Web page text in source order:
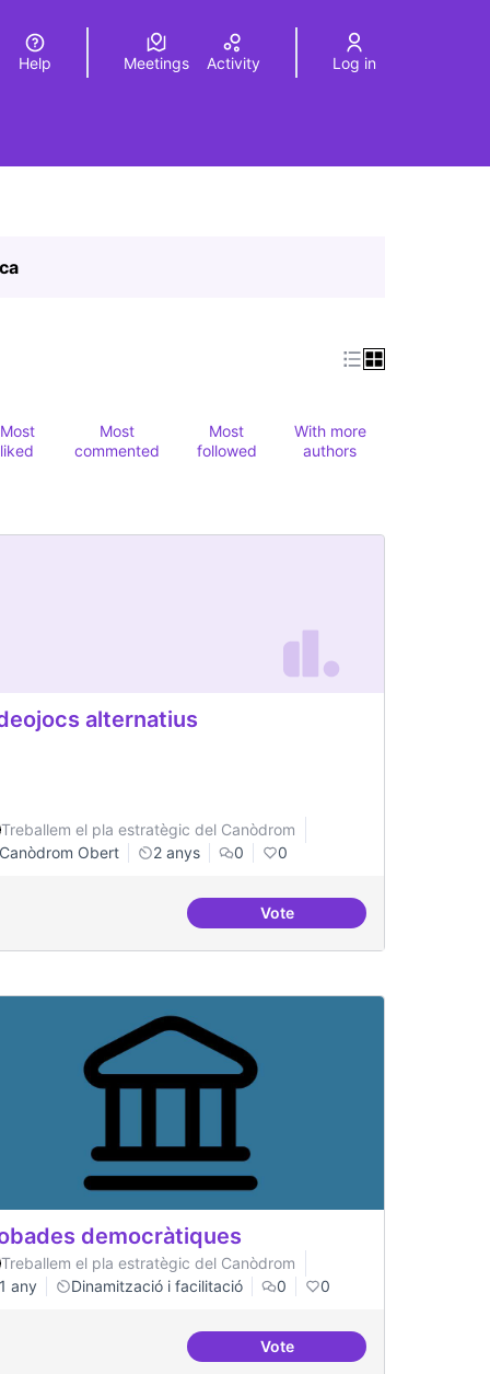
Elegir el idiomaChoose language
Help Meetings Activity Log in
Most
liked
Most
commented
Most
followed
With more
authors
- labs amb programes conjunts de recerca
alternatius
Treballem el pla estratègic del Canòdrom
Canòdrom Obert
2 anys 0 0
VoteVideojocs alternatius
democràtiques
Treballem el pla estratègic del Canòdrom
1 any
Dinamització i facilitació 0 0
VoteTrobades democràtiques